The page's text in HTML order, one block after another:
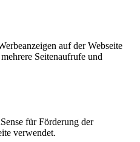
auf der Webseite
Seitenaufrufe und
für Förderung der
verwendet.